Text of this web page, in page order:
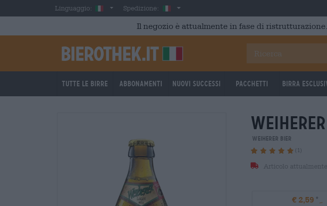
Skip to main contentLinguaggio: ItalianSpedizione: Italia
Il negozio è attualmente in fase di
Tutte le birre Abbonamenti Nuovi successi Pacchetti Birra
Weiherer Bier
(1)
Articolo
€ 2,59